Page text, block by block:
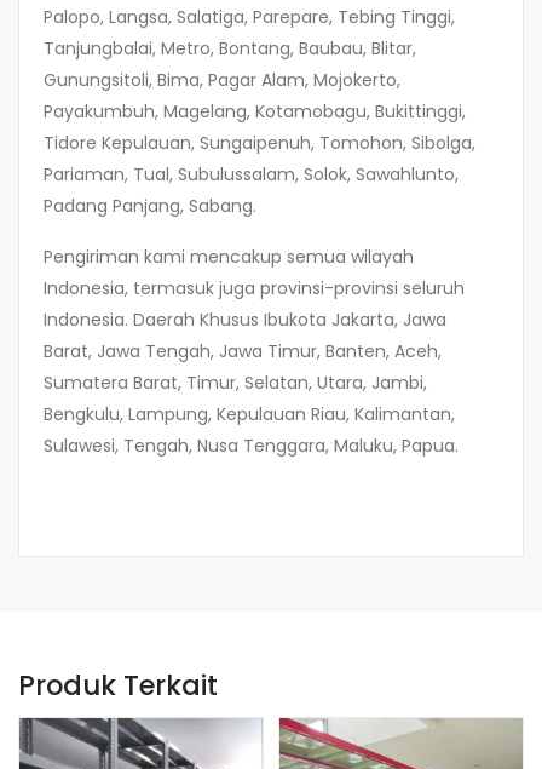
Palopo, Langsa, Salatiga, Parepare, Tebing Tinggi,
Tanjungbalai, Metro, Bontang, Baubau, Blitar,
Gunungsitoli, Bima, Pagar Alam, Mojokerto,
Payakumbuh, Magelang, Kotamobagu, Bukittinggi,
Tidore Kepulauan, Sungaipenuh, Tomohon, Sibolga,
Pariaman, Tual, Subulussalam, Solok, Sawahlunto,
Padang Panjang, Sabang.
Pengiriman kami mencakup semua wilayah
Indonesia, termasuk juga provinsi-provinsi seluruh
Indonesia. Daerah Khusus Ibukota Jakarta, Jawa
Barat, Jawa Tengah, Jawa Timur, Banten, Aceh,
Sumatera Barat, Timur, Selatan, Utara, Jambi,
Bengkulu, Lampung, Kepulauan Riau, Kalimantan,
Sulawesi, Tengah, Nusa Tenggara, Maluku, Papua.
Produk Terkait